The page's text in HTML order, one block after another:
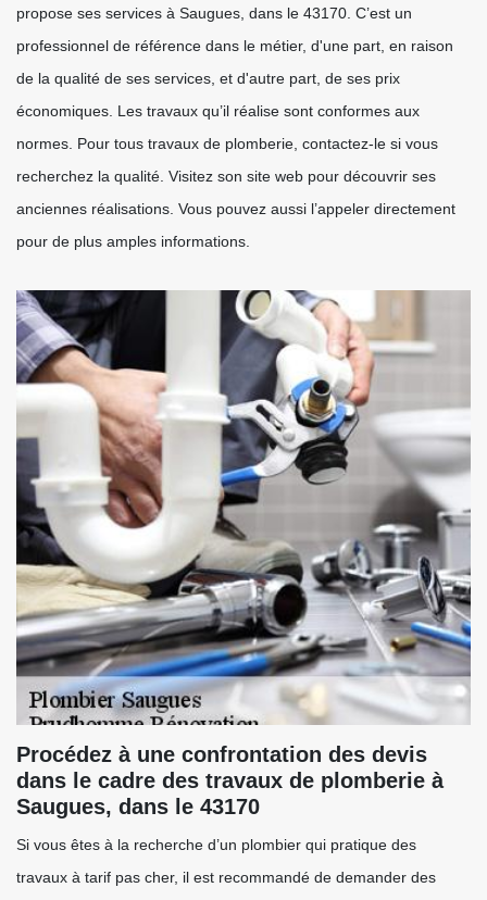
propose ses services à Saugues, dans le 43170. C’est un
professionnel de référence dans le métier, d'une part, en raison
de la qualité de ses services, et d'autre part, de ses prix
économiques. Les travaux qu’il réalise sont conformes aux
normes. Pour tous travaux de plomberie, contactez-le si vous
recherchez la qualité. Visitez son site web pour découvrir ses
anciennes réalisations. Vous pouvez aussi l’appeler directement
pour de plus amples informations.
Procédez à une confrontation des devis
dans le cadre des travaux de plomberie à
Saugues, dans le 43170
Si vous êtes à la recherche d’un plombier qui pratique des
travaux à tarif pas cher, il est recommandé de demander des